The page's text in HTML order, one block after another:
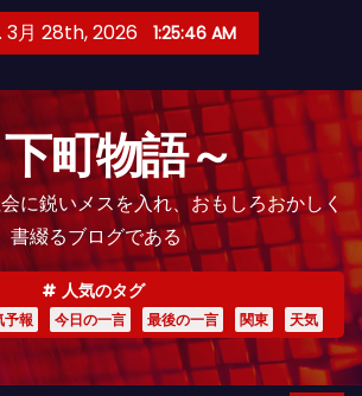
3月 28th, 2026 1:25:46 AM
町物語～
に鋭いメスを入れ、おもしろおかしく
書綴るブログである
人気のタグ
予報 今日の一言 最後の一言 関東 天気